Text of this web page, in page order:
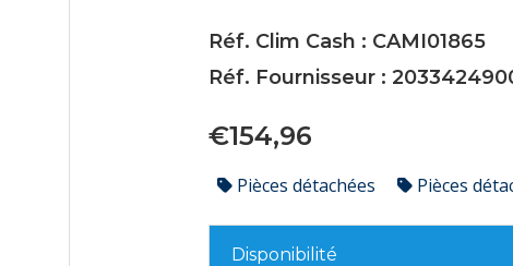
Réf. Clim Cash : CAMI01865
Réf. Fournisseur :
€154,96
Pièces détachées Pièces
Disponibilité